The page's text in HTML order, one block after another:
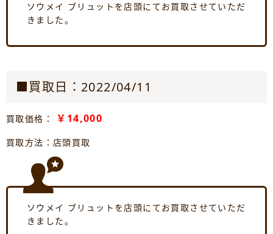
ソウメイ ブリュットを店頭にてお買取させていただ
きました。
■買取日：2022/04/11
買取価格： ￥14,000
買取方法：店頭買取
ソウメイ ブリュットを店頭にてお買取させていただ
きました。